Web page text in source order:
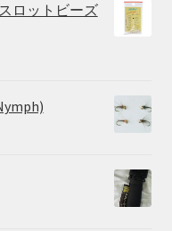
ロットビーズ